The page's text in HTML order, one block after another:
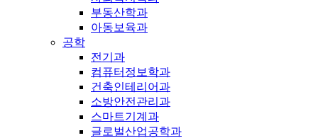
부동산학과
아동보육과
공학
전기과
컴퓨터정보학과
건축인테리어과
소방안전관리과
스마트기계과
글로벌산업공학과